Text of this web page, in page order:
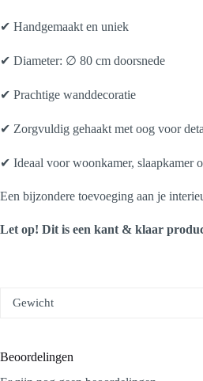
✔ Handgemaakt en uniek
✔ Diameter: ∅ 80 cm doorsnede
✔ Prachtige wanddecoratie
✔ Zorgvuldig gehaakt met oog voor
✔ Ideaal voor woonkamer, slaapkamer
Een bijzondere toevoeging aan je
Let op! Dit is een kant & klaar
Gewicht
Beoordelingen